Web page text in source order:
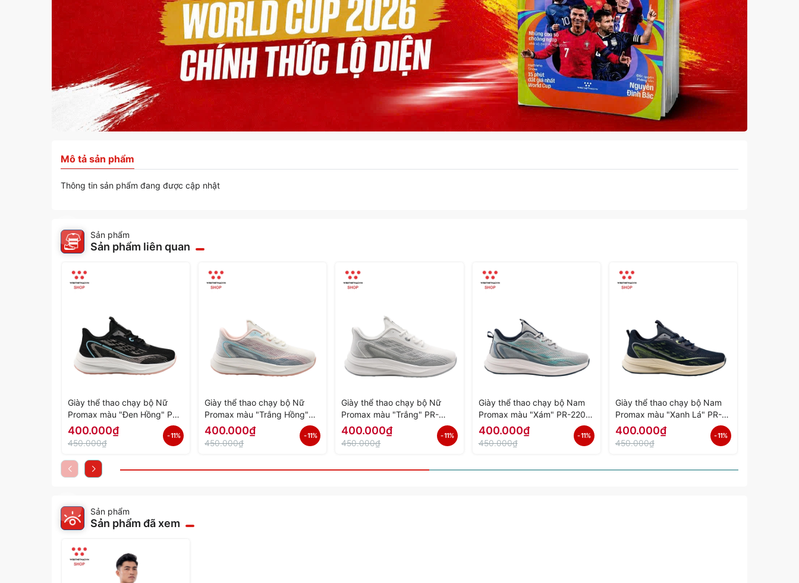
Mô tả sản phẩm
Thông tin sản phẩm đang được cập nhật
Sản phẩm
Sản phẩm liên quan
Giày thể thao chạy bộ Nữ
Promax màu "Đen Hồng" PR-
2206-06 - Hàng Chính Hãng
400.000₫
450.000₫
- 11%
Giày thể thao chạy bộ Nữ
Promax màu "Trắng Hồng"
PR-2206-05 - Hàng Chính
Hãng
400.000₫
450.000₫
- 11%
Giày thể thao chạy bộ Nữ
Promax màu "Trắng" PR-
2206-04 - Hàng Chính Hãng
400.000₫
450.000₫
- 11%
Giày thể thao chạy bộ Nam
Promax màu "Xám" PR-2206-
03 - Hàng Chính Hãng
400.000₫
450.000₫
- 11%
Giày thể thao chạy bộ Nam
Promax màu "Xanh Lá" PR-
2206-02 - Hàng Chính Hãng
400.000₫
450.000₫
- 11%
Sản phẩm
Sản phẩm đã xem